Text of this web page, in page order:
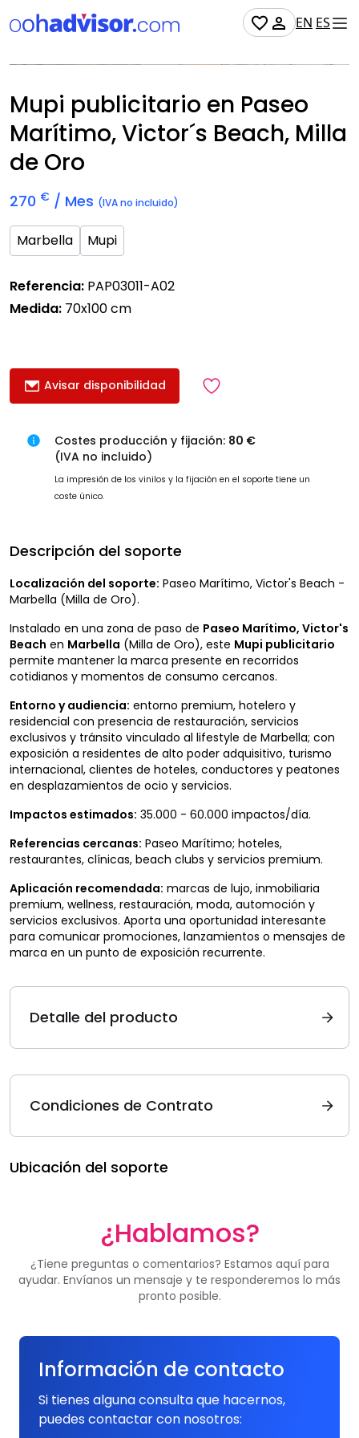
EN ES
No Disponible
Mupi publicitario en Paseo
Marítimo, Victor´s Beach, Milla
de Oro
270 € / Mes (IVA no incluido)
Marbella Mupi
Referencia: PAP03011-A02
Medida: 70x100 cm
Avisar disponibilidad
Costes producción y fijación: 80 €
(IVA no incluido)
La impresión de los vinilos y la fijación en el soporte tiene un
coste único.
Descripción del soporte
Localización del soporte: Paseo Marítimo, Victor's Beach -
Marbella (Milla de Oro).
Instalado en una zona de paso de Paseo Marítimo, Victor's
Beach en Marbella (Milla de Oro), este Mupi publicitario
permite mantener la marca presente en recorridos
cotidianos y momentos de consumo cercanos.
Entorno y audiencia: entorno premium, hotelero y
residencial con presencia de restauración, servicios
exclusivos y tránsito vinculado al lifestyle de Marbella; con
exposición a residentes de alto poder adquisitivo, turismo
internacional, clientes de hoteles, conductores y peatones
en desplazamientos de ocio y servicios.
Impactos estimados: 35.000 - 60.000 impactos/día.
Referencias cercanas: Paseo Marítimo; hoteles,
restaurantes, clínicas, beach clubs y servicios premium.
Aplicación recomendada: marcas de lujo, inmobiliaria
premium, wellness, restauración, moda, automoción y
servicios exclusivos. Aporta una oportunidad interesante
para comunicar promociones, lanzamientos o mensajes de
marca en un punto de exposición recurrente.
Detalle del producto
Condiciones de Contrato
Ubicación del soporte
¿Hablamos?
¿Tiene preguntas o comentarios? Estamos aquí para
ayudar. Envíanos un mensaje y te responderemos lo más
pronto posible.
Información de contacto
Si tienes alguna consulta que hacernos,
puedes contactar con nosotros: